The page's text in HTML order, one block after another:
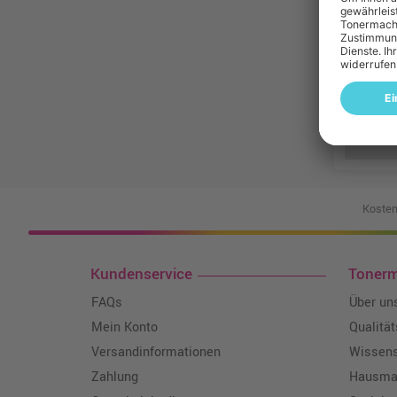
Kundenservice
FAQs
Mein Konto
Versandinformationen
Zahlung
Über